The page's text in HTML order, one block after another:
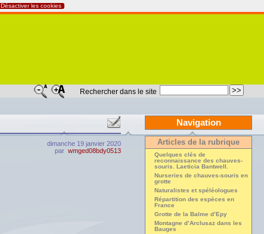
Désactiver les cookies
Rechercher dans le site
dimanche 19 janvier 2020
par wmged08bdy0513
Navigation
Articles de la rubrique
Quelques clés de
reconnaissance des chauves-
souris. Laeticia Bantwell.
Nurseries de chauves-souris en
grotte
Naturalistes et spéléologues
Répartition des espèces en
France
Grotte de la Balme d’Epy
Montagne d’Arclusaz dans les
Bauges